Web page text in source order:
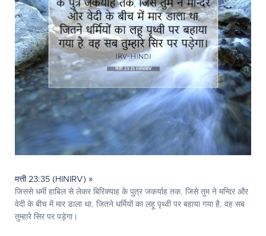
मत्ती 23:35 (HINIRV) »
जिससे धर्मी हाबिल से लेकर बिरिक्याह के पुत्र जकर्याह तक, जिसे तुम ने मन्दिर और
वेदी के बीच में मार डाला था, जितने धर्मियों का लहू पृथ्वी पर बहाया गया है, वह सब
तुम्हारे सिर पर पड़ेगा।